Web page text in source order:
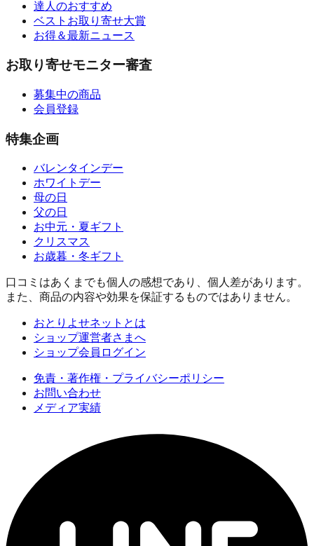
達人のおすすめ
ベストお取り寄せ大賞
お得＆最新ニュース
お取り寄せモニター審査
募集中の商品
会員登録
特集企画
バレンタインデー
ホワイトデー
母の日
父の日
お中元・夏ギフト
クリスマス
お歳暮・冬ギフト
口コミはあくまでも個人の感想であり、個人差があります。
また、商品の内容や効果を保証するものではありません。
おとりよせネットとは
ショップ運営者さまへ
ショップ会員ログイン
免責・著作権・プライバシーポリシー
お問い合わせ
メディア実績